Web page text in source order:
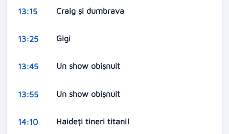
13:15 Craig și dumbrava
13:25 Gigi
13:45 Un show obişnuit
13:55 Un show obişnuit
14:10 Haideți tineri titani!